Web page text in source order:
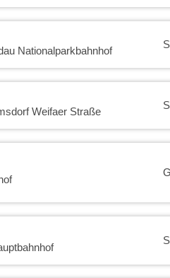
Nationalparkbahnhof
Weifaer Straße